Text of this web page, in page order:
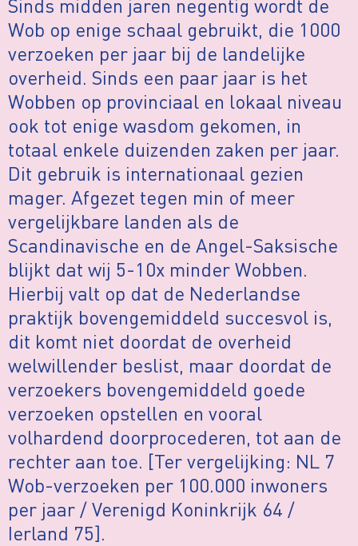
Wob op enige schaal gebruikt, die 1000
verzoeken per jaar bij de landelijke
overheid. Sinds een paar jaar is het
Wobben op provinciaal en lokaal niveau
ook tot enige wasdom gekomen, in
totaal enkele duizenden zaken per jaar.
Dit gebruik is internationaal gezien
mager. Afgezet tegen min of meer
vergelijkbare landen als de
Scandinavische en de Angel-Saksische
blijkt dat wij 5-10x minder Wobben.
Hierbij valt op dat de Nederlandse
praktijk bovengemiddeld succesvol is,
dit komt niet doordat de overheid
welwillender beslist, maar doordat de
verzoekers bovengemiddeld goede
verzoeken opstellen en vooral
volhardend doorprocederen, tot aan de
rechter aan toe. [Ter vergelijking: NL 7
Wob-verzoeken per 100.000 inwoners
per jaar / Verenigd Koninkrijk 64 /
Ierland 75].